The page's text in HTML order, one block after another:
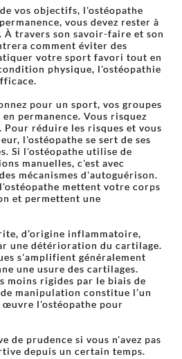
vos objectifs, l'ostéopathe
vous devez rester à
À travers son savoir-faire et son
comment éviter des
votre sport favori tout en
physique, l'ostéopathie
pour un sport, vos groupes
permanence. Vous risquez
Pour réduire les risques et vous
l'ostéopathe se sert de ses
Si l'ostéopathe utilise de
manuelles, c'est avec
mécanismes d'autoguérison.
mettent votre corps
et permettent une
d’origine inflammatoire,
une détérioration du cartilage.
s'amplifient généralement
une usure des cartilages.
moins rigides par le biais de
manipulation constitue l’un
œuvre l'ostéopathe pour
de prudence si vous n'avez pas
depuis un certain temps.